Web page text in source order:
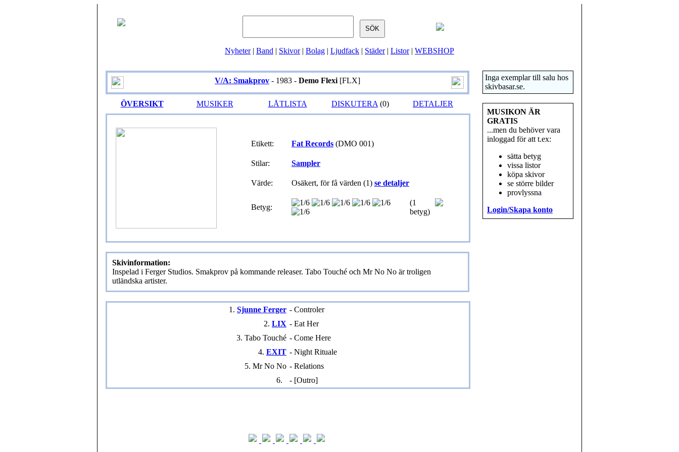
Nyheter| Band | Skivor| Bolag | Ljudfack | Städer| Listor| WEBSHOP
V/A: Smakprov - 1983 - Demo Flexi [FLX]
ÖVERSIKT MUSIKER LÅTLISTA DISKUTERA (0) DETALJER
Etikett: Fat Records (DMO 001)
Stilar: Sampler
Värde: Osäkert, för få värden (1) se detaljer
Betyg:
(1
betyg)
Skivinformation:
Inspelad i Ferger Studios. Smakprov på kommande releaser. Tabo Touché och Mr No No är troligen
utländska artister.
1. Sjunne Ferger - Controler
2. LIX - Eat Her
3. Tabo Touché - Come Here
4. EXIT - Night Rituale
5. Mr No No - Relations
6.
- [Outro]
Inga exemplar till salu hos
skivbasar.se.
MUSIKON ÄR
GRATIS
...men du behöver vara
inloggad för att t.ex:
sätta betyg
vissa listor
köpa skivor
se större bilder
provlyssna
Login/Skapa konto